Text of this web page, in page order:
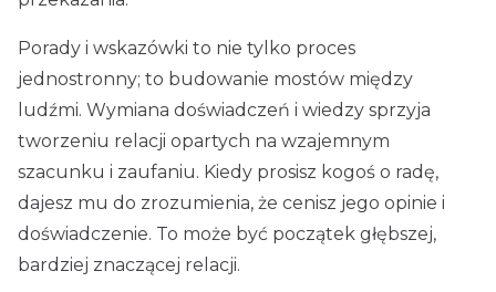
Porady i wskazówki to nie tylko proces
jednostronny; to budowanie mostów między
ludźmi. Wymiana doświadczeń i wiedzy sprzyja
tworzeniu relacji opartych na wzajemnym
szacunku i zaufaniu. Kiedy prosisz kogoś o radę,
dajesz mu do zrozumienia, że cenisz jego opinie i
doświadczenie. To może być początek głębszej,
bardziej znaczącej relacji.